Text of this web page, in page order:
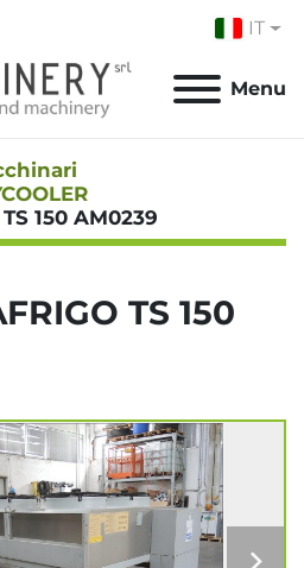
IT
Menu
150 AM0239
TS 150